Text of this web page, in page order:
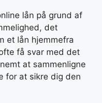
lån på grund af
det
et lån hjemmefra
få svar med det
at sammenligne
for at sikre dig den